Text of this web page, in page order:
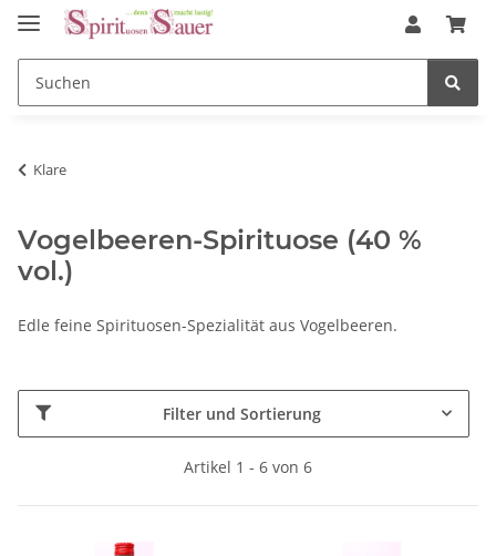
Klare
Vogelbeeren-Spirituose (40 %
vol.)
Edle feine Spirituosen-Spezialität aus Vogelbeeren.
Filter und Sortierung
Artikel 1 - 6 von 6